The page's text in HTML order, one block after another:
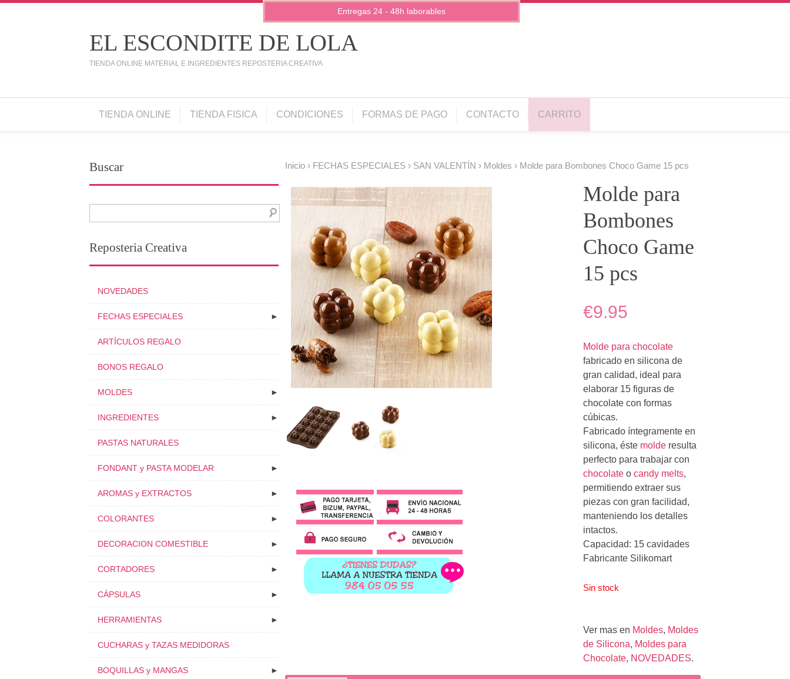
EL ESCONDITE DE LOLA
TIENDA ONLINE MATERIAL E INGREDIENTES REPOSTERIA CREATIVA
TIENDA ONLINE TIENDA FISICA CONDICIONES FORMAS DE PAGO CONTACTO CARRITO
Inicio› FECHAS ESPECIALES› SAN VALENTÍN › Moldes › Molde para Bombones Choco Game 15 pcs
Molde para
Bombones
Choco Game
15 pcs
€9.95
Molde para chocolate
fabricado en silicona de
gran calidad, ideal para
elaborar 15 figuras de
chocolate con formas
cúbicas.
Fabricado íntegramente en
silicona, éste molde resulta
perfecto para trabajar con
chocolate o candy melts,
permitiendo extraer sus
piezas con gran facilidad,
manteniendo los detalles
intactos.
Capacidad: 15 cavidades
Fabricante Silikomart
Sin stock
Ver mas en Moldes, Moldes
de Silicona, Moldes para
Chocolate, NOVEDADES.
Buscar
Reposteria Creativa
NOVEDADES
►
FECHAS ESPECIALES
ARTÍCULOS REGALO
BONOS REGALO
►
MOLDES
►
INGREDIENTES
PASTAS NATURALES
►
FONDANT y PASTA MODELAR
►
AROMAS y EXTRACTOS
►
COLORANTES
►
DECORACION COMESTIBLE
►
CORTADORES
►
CÁPSULAS
►
HERRAMIENTAS
CUCHARAS y TAZAS MEDIDORAS
►
BOQUILLAS y MANGAS
Entregas 24 - 48h laborables